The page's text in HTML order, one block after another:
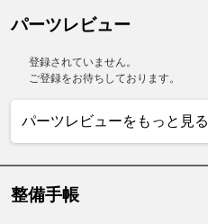
パーツレビュー
登録されていません。
ご登録をお待ちしております。
パーツレビューをもっと見る
整備手帳